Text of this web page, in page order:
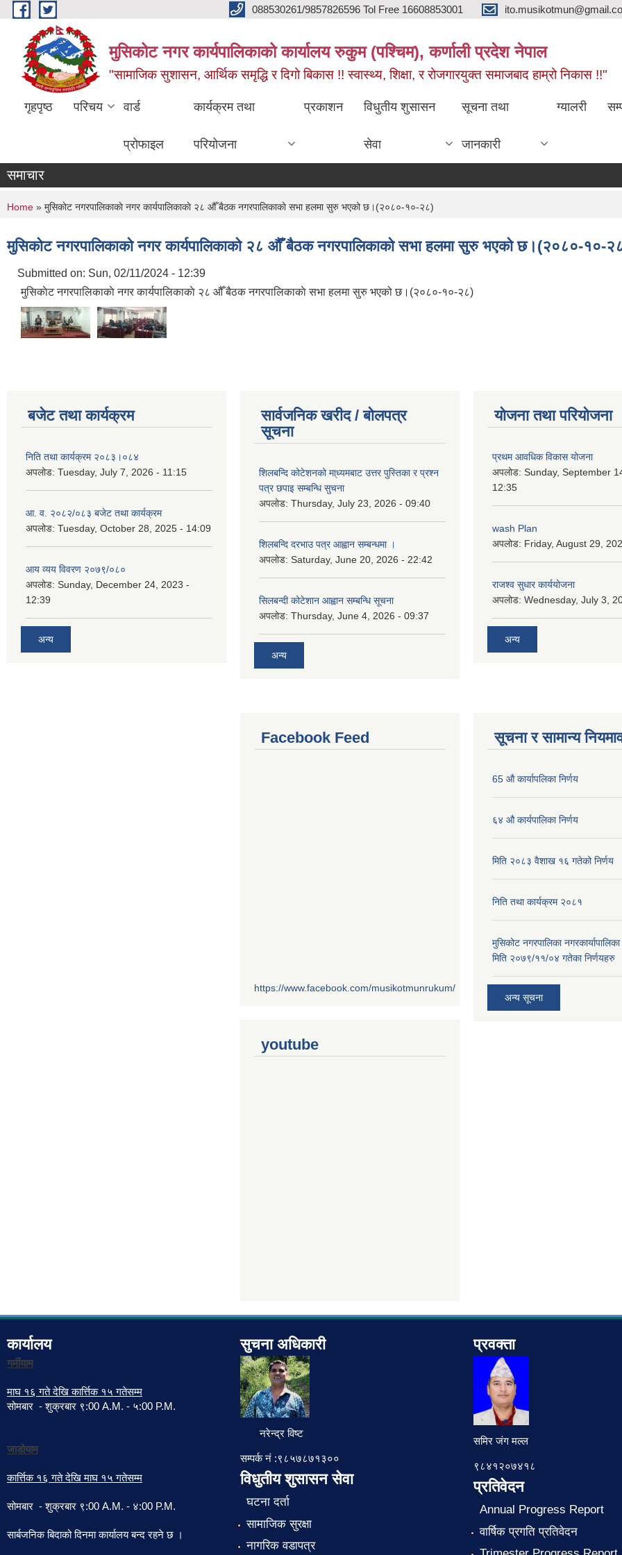
Skip to main content 088530261/9857826596 Tol Free 16608853001
मुसिकोट नगर कार्यपालिकाको कार्यालय रुकुम (पश्चिम), कर्णाली प्रदेश नेपाल
"सामाजिक सुशासन, आर्थिक समृद्धि र दिगो बिकास !! स्वास्थ्य, शिक्षा, र रोजगारयुक्त समाजबाद हाम्रो निकास !!"
गृहपृष्ठ परिचय वार्ड
प्रोफाइल
कार्यक्रम तथा
परियोजना
प्रकाशन विधुतीय शुसासन
सेवा
सूचना तथा
जानकारी
ग्यालरी
समाचार
You are here
Home » मुसिकाेट नगरपालिकाकाे नगर कार्यपालिकाकाे २८ औँ बैठक नगरपालिकाकाे सभा हलमा सुरु भएको छ।(२०८०-१०-२८)
मुसिकाेट नगरपालिकाकाे नगर कार्यपालिकाकाे २८ औँ बैठक नगरपालिकाकाे सभा हलमा सुरु भएको छ।(२०८०-१०-
Submitted on: Sun, 02/11/2024 - 12:39
मुसिकाेट नगरपालिकाकाे नगर कार्यपालिकाकाे २८ औँ बैठक नगरपालिकाकाे सभा हलमा सुरु भएको छ।(२०८०-१०-२८)
बजेट तथा कार्यक्रम
निति तथा कार्यक्रम २०८३।०८४
अपलोड: Tuesday, July 7, 2026 - 11:15
आ. व. २०८२/०८३ बजेट तथा कार्यक्रम
अपलोड: Tuesday, October 28, 2025 - 14:09
आय व्यय विवरण २०७९/०८०
अपलोड: Sunday, December 24, 2023 -
12:39
अन्य
सार्वजनिक खरीद / बोलपत्र
सूचना
शिलबन्दि कोटेशनको मा्ध्यमबाट उत्तर पुस्तिका र प्रश्न
पत्र छपाइ सम्बन्धि सुचना
अपलोड: Thursday, July 23, 2026 - 09:40
शिलबन्दि दरभाउ पत्र आह्वान सम्बन्धमा ।
अपलोड: Saturday, June 20, 2026 - 22:42
सिलबन्दी कोटेशान आह्वान सम्बन्धि सूचना
अपलोड: Thursday, June 4, 2026 - 09:37
अन्य
योजना तथा परियोजना
प्रथम आवधिक विकास योजना
अपलोड: Sunday, September
12:35
wash Plan
अपलोड: Friday, August 29,
राजश्व सुधार कार्ययोजना
अपलोड: Wednesday, July 3,
अन्य
Facebook Feed
https://www.facebook.com/musikotmunrukum/
youtube
सूचना र सामान्य
65 औ कार्यापलिका निर्णय
६४ औ कार्यपालिका निर्णय
मिति २०८३ वैशाख १६ गतेको निर्णय
निति तथा कार्यक्रम २०८१
मुसिकोट नगरपालिका
मिति २०७९/११/०४ गतेका निर्णयहरु
अन्य सूचना
कार्यालय
गर्मीयाम
माघ १६ गते देखि कार्त्तिक १५ गतेसम्म
सोमबार - शुक्रबार ९:00 A.M. - ५:00 P.M.
जाडोयाम
कार्त्तिक १६ गते देखि माघ १५ गतेसम्म
सोमबार - शुक्रबार ९:00 A.M. - ४:00 P.M.
सार्बजनिक बिदाको दिनमा कार्यालय बन्द रहने छ ।
सुचना अधिकारी
नरेन्द्र विष्ट
सम्पर्क नं :९८५७८७१३००
विधुतीय शुसासन सेवा
घटना दर्ता
सामाजिक सुरक्षा
नागरिक वडापत्र
प्रवक्ता
समिर जंग मल्ल
९८४१२०७४१८
प्रतिवेदन
Annual Progress Report
वार्षिक प्रगति प्रतिवेदन